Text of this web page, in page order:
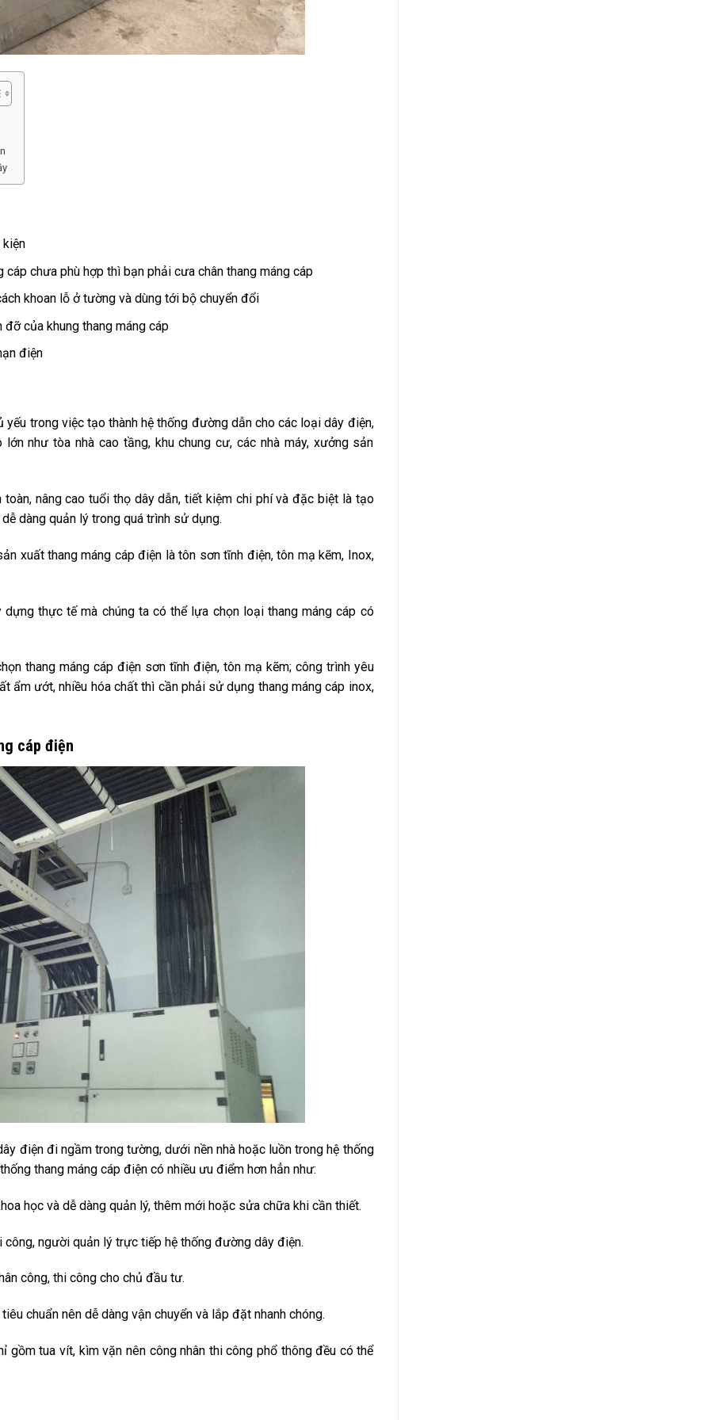
kiện
chưa phù hợp thì bạn phải cưa chân thang máng cáp
khoan lỗ ở tường và dùng tới bộ chuyển đổi
của khung thang máng cáp
điện
trong việc tạo thành hệ thống đường dẫn cho các loại dây điện,
như tòa nhà cao tầng, khu chung cư, các nhà máy, xưởng sản
nâng cao tuổi thọ dây dẫn, tiết kiệm chi phí và đặc biệt là tạo
dàng quản lý trong quá trình sử dụng.
xuất thang máng cáp điện là tôn sơn tĩnh điện, tôn mạ kẽm, Inox,
thực tế mà chúng ta có thể lựa chọn loại thang máng cáp có
thang máng cáp điện sơn tĩnh điện, tôn mạ kẽm; công trình yêu
ẩm ướt, nhiều hóa chất thì cần phải sử dụng thang máng cáp inox,
cáp điện
điện đi ngầm trong tường, dưới nền nhà hoặc luồn trong hệ thống
thang máng cáp điện có nhiều ưu điểm hơn hẳn như:
học và dễ dàng quản lý, thêm mới hoặc sửa chữa khi cần thiết.
người quản lý trực tiếp hệ thống đường dây điện.
công, thi công cho chủ đầu tư.
chuẩn nên dễ dàng vận chuyển và lắp đặt nhanh chóng.
tua vít, kìm vặn nên công nhân thi công phổ thông đều có thể